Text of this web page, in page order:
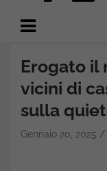
Trading.it
Erogato il
vicini di
sulla
Gennaio 20, 2025